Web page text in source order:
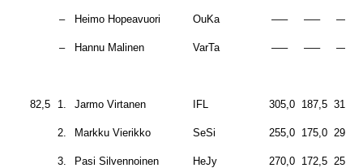
– Heimo Hopeavuori OuKa —– —– —–
– Hannu Malinen VarTa —– —– —–
82,5 1. Jarmo Virtanen IFL 305,0 187,5 315,0
2. Markku Vierikko SeSi 255,0 175,0 290,0
3. Pasi Silvennoinen HeJy 270,0 172,5 252,5